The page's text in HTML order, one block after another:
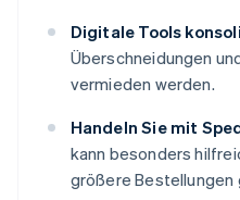
Digitale Tools
Überschneidungen
vermieden werden.
Handeln Sie mit
kann besonders
größere Bestellungen